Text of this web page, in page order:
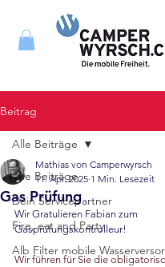
Beitrag
Alle Beiträge
Dein Servicepartner
Fire, eat and Party
Alb Filter mobile
Alle Beiträge
Gas Prüfung
Mathias von Camperwyrsch
11. Apr. 2025 1 Min. Lesezeit
Wir Gratulieren Fabian zum
Gasprüfungskontrolleur!
Wir führen für Sie die